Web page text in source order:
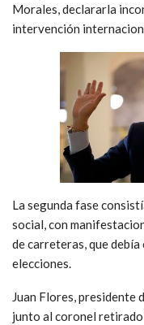
Morales, declararla
intervención
La segunda fase
social, con
de carreteras, que
elecciones.
Juan Flores, presidente
junto al coronel